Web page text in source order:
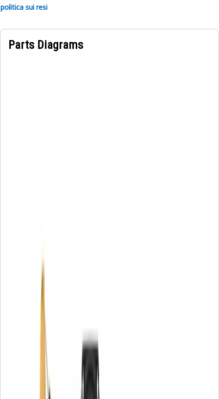
politica sui resi
Parts Diagrams